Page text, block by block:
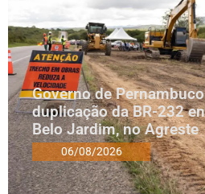
Governo de
duplicação da BR-232
Belo Jardim, no Agreste
06/08/2026